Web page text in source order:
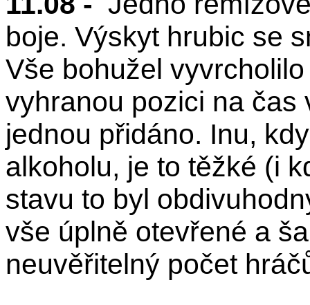
boje. Výskyt hrubic se
Vše bohužel
vyhranou pozici na čas
jednou přidáno. Inu,
alkoholu, je to těžké (i
stavu to byl
vše úplně otevřené a
neuvěřitelný počet